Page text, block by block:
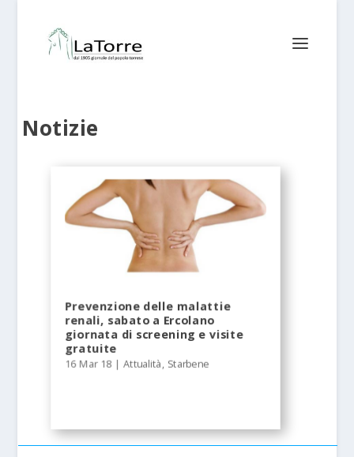
Notizie
Prevenzione delle malattie
renali, sabato a Ercolano
giornata di screening e visite
gratuite
16 Mar 18 |Attualità, Starbene